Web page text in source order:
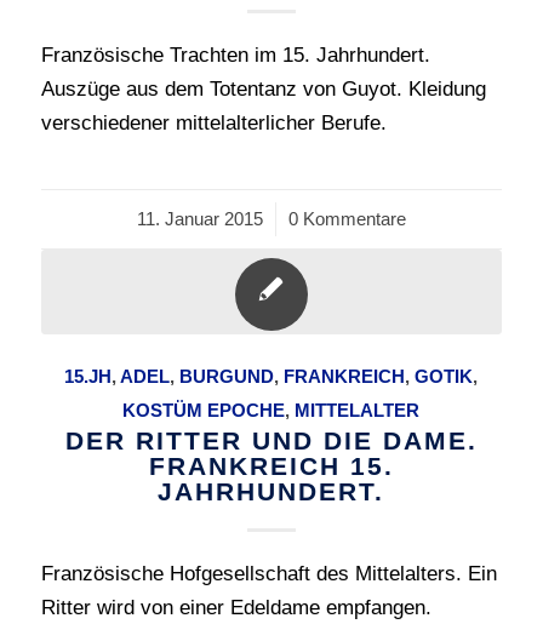
Französische Trachten im 15. Jahrhundert.
Auszüge aus dem Totentanz von Guyot. Kleidung
verschiedener mittelalterlicher Berufe.
11. Januar 2015
/ 0 Kommentare
15.JH,ADEL, BURGUND, FRANKREICH,GOTIK,
KOSTÜM EPOCHE, MITTELALTER
DER RITTER UND DIE DAME.
FRANKREICH 15.
JAHRHUNDERT.
Französische Hofgesellschaft des Mittelalters. Ein
Ritter wird von einer Edeldame empfangen.